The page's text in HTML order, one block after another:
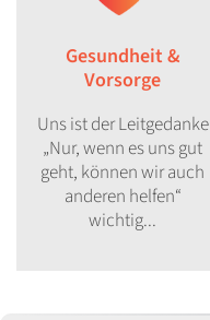
Gesundheit &
Vorsorge
Uns ist der Leitgedanke
„Nur, wenn es uns gut
geht, können wir auch
anderen helfen“
wichtig...